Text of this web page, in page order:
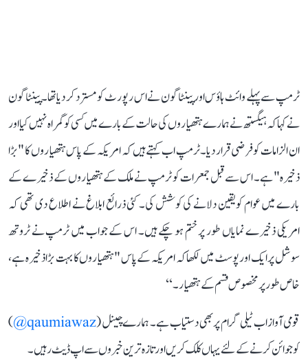
ٹرمپ سے پہلے وائٹ ہاؤس اور پینٹاگون نے اس رپورٹ کو مسترد کر دیا تھا۔ پینٹاگون
نے کہا کہ ہیگستھ نے ہمارے ہتھیاروں کی حالت کے بارے میں کسی کو گمراہ نہیں کیا اور
ان الزامات کو فرضی قرار دیا۔ٹرمپ اب کہتے ہیں کہ امریکہ کے پاس ہتھیاروں کا "بڑا
ذخیرہ" ہے۔ اس سے قبل جمعرات کو ٹرمپ نے ملک کے ہتھیاروں کے ذخیرے کے
بارے میں عوام کو یقین دلانے کی کوشش کی۔ کئی ذرائع ابلاغ نے اطلاع دی تھی کہ
امریکی ذخیرے نمایاں طور پر ختم ہو چکے ہیں۔ اس کے جواب میں ٹرمپ نے ٹروتھ
سوشل پر ایک اور پوسٹ میں لکھا کہ امریکہ کے پاس "ہتھیاروں کا بہت بڑا ذخیرہ ہے،
خاص طور پر مخصوص قسم کے ہتھیار۔‘‘
قومی آواز اب ٹیلی گرام پر بھی دستیاب ہے۔ ہمارے چینل (qaumiawaz@
)
کو جوائن کرنے کے لئے یہاں کلک کریں اور تازہ ترین خبروں سے اپ ڈیٹ رہیں۔